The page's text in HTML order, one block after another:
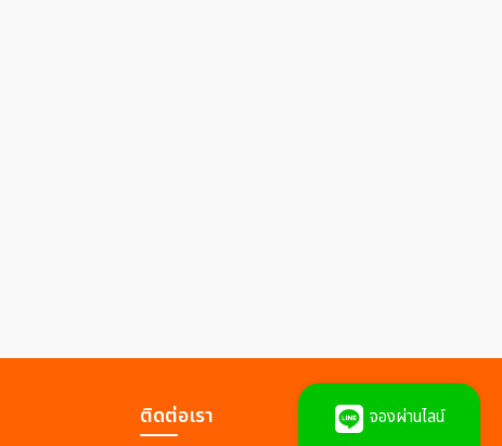
ติดต่อเรา จองผ่านไลน์